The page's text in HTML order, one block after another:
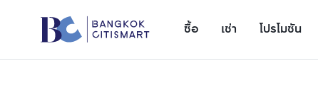
ซื้อ เช่า โปรโมชัน